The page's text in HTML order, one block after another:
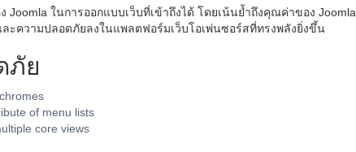
ในการออกแบบเว็บที่เข้าถึงได้ โดยเน้นย้ำถึงคุณค่าของ Joomla
ะความปลอดภัยลงในแพลตฟอร์มเว็บโอเพ่นซอร์สที่ทรงพลังยิ่งขึ้น
ภัย
of menu lists
core views